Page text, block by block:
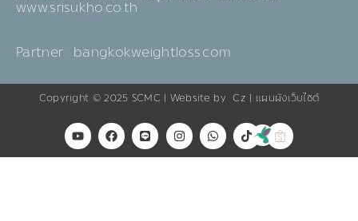
www.srisukho.co.th
Partner : bangkokweightloss.com
Copyright © 2025 SCMC | Website byCz แผนผังเว็บไซต์
Y
o
u
F
a
c
L
i
n
I
n
s
W
h
a
T
i
k